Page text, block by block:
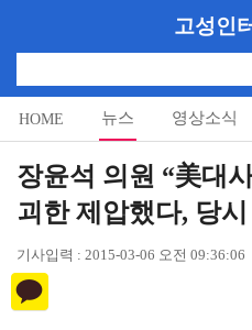
고성인
HOME 뉴스 영상소식
알림마당
장윤석 의원 “美대
괴한 제압했다, 당
기사입력 : 2015-03-06 오전 09:36:06